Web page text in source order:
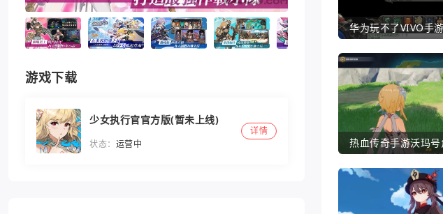
游戏下载
少女执行官官方版(暂未上线)
状态： 运营中
详情